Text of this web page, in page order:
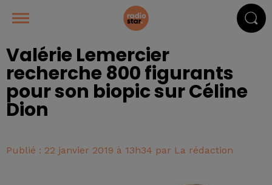
Valérie Lemercier
recherche 800 figurants
pour son biopic sur Céline
Dion
Publié : 22 janvier 2019 à 13h34 par La rédaction